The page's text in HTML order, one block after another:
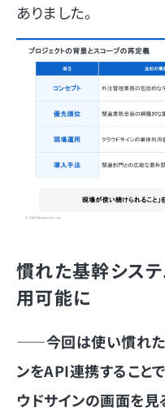
ありました。
慣れた基幹シス
用可能に
――今回は使い慣れ
ンをAPI連携すること
ウドサインの画面を見